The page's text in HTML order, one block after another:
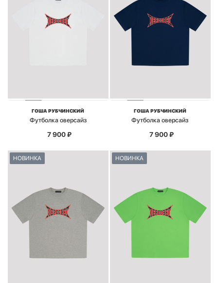
ГОША РУБЧИНСКИЙ
Футболка оверсайз
7 900₽
ГОША РУБЧИНСКИЙ
Футболка оверсайз
7 900₽
НОВИНКА НОВИНКА